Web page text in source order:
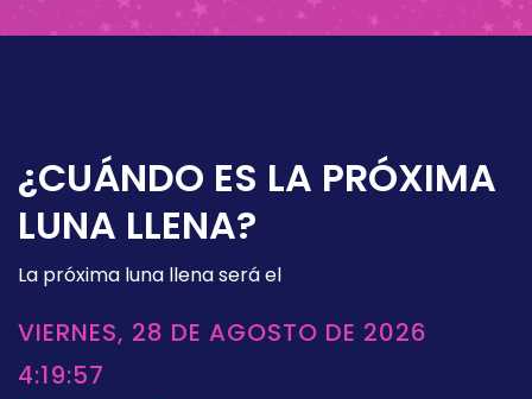
¿CUÁNDO ES LA PRÓXIMA
LUNA LLENA?
La próxima luna llena será el
VIERNES, 28 DE AGOSTO DE 2026
4:19:57